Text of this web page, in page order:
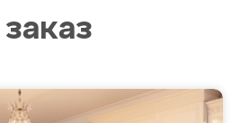
заказ